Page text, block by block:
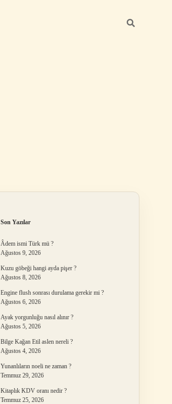
Son Yazılar
Âdem ismi Türk mü ?
Ağustos 9, 2026
Kuzu göbeği hangi ayda pişer ?
Ağustos 8, 2026
Engine flush sonrası durulama gerekir mi ?
Ağustos 6, 2026
Ayak yorgunluğu nasıl alınır ?
Ağustos 5, 2026
Bilge Kağan Etil aslen nereli ?
Ağustos 4, 2026
Yunanlıların noeli ne zaman ?
Temmuz 29, 2026
Kitaplık KDV oranı nedir ?
Temmuz 25, 2026